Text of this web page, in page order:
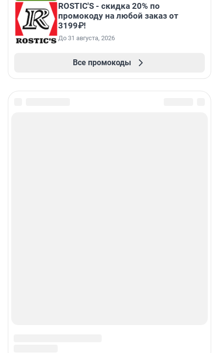
ROSTIC'S - скидка 20% по
промокоду на любой заказ от
3199₽!
До 31 августа, 2026
Все промокоды